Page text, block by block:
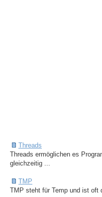
Threads
Threads ermöglichen es
gleichzeitig ...
TMP
TMP steht für Temp und ist oft